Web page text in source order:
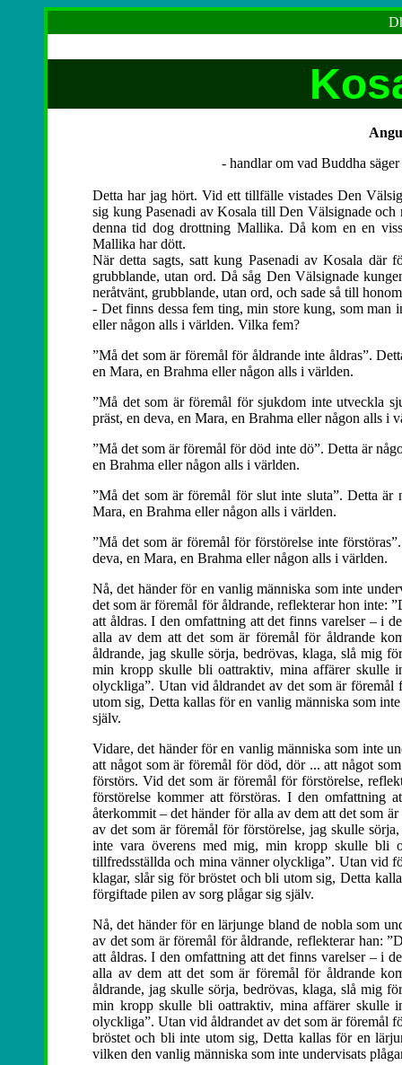
- handlar om vad Buddha
Detta har jag hört. Vid ett tillfälle vistades Den
sig kung Pasenadi av Kosala till Den Välsignade
denna tid dog drottning Mallika. Då kom en en
Mallika har dött.
När detta sagts, satt kung Pasenadi av Kosala där
grubblande, utan ord. Då såg Den Välsignade
neråtvänt, grubblande, utan ord, och sade så till
- Det finns dessa fem ting, min store kung, som man
eller någon alls i världen. Vilka fem?
”Må det som är föremål för åldrande inte åldras”.
en Mara, en Brahma eller någon alls i världen.
”Må det som är föremål för sjukdom inte utveckla
präst, en deva, en Mara, en Brahma eller någon alls i
”Må det som är föremål för död inte dö”. Detta är
en Brahma eller någon alls i världen.
”Må det som är föremål för slut inte sluta”. Detta är
Mara, en Brahma eller någon alls i världen.
”Må det som är föremål för förstörelse inte
deva, en Mara, en Brahma eller någon alls i världen.
Nå, det händer för en vanlig människa som inte
det som är föremål för åldrande, reflekterar hon inte:
att åldras. I den omfattning att det finns varelser – i
alla av dem att det som är föremål för åldrande
åldrande, jag skulle sörja, bedrövas, klaga, slå mig
min kropp skulle bli oattraktiv, mina affärer skulle
olyckliga”. Utan vid åldrandet av det som är
utom sig, Detta kallas för en vanlig människa som
själv.
Vidare, det händer för en vanlig människa som inte
att något som är föremål för död, dör ... att något
förstörs. Vid det som är föremål för förstörelse,
förstörelse kommer att förstöras. I den omfattning
återkommit – det händer för alla av dem att det som
av det som är föremål för förstörelse, jag skulle
inte vara överens med mig, min kropp skulle bli
tillfredsställda och mina vänner olyckliga”. Utan vid
klagar, slår sig för bröstet och bli utom sig, Detta
förgiftade pilen av sorg plågar sig själv.
Nå, det händer för en lärjunge bland de nobla som
av det som är föremål för åldrande, reflekterar han:
att åldras. I den omfattning att det finns varelser – i
alla av dem att det som är föremål för åldrande
åldrande, jag skulle sörja, bedrövas, klaga, slå mig
min kropp skulle bli oattraktiv, mina affärer skulle
olyckliga”. Utan vid åldrandet av det som är föremål
bröstet och bli inte utom sig, Detta kallas för en
vilken den vanlig människa som inte undervisats